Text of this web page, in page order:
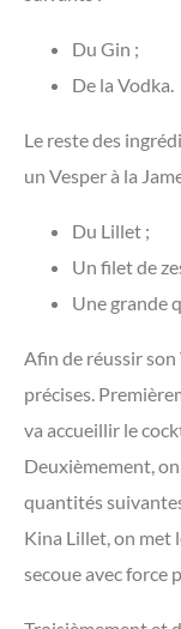
Du Gin ;
De la Vodka.
Le reste des
un Vesper à la
Du Lillet ;
Un filet de
Une grande
Afin de réussir
précises.
va accueillir le
Deuxièmement,
quantités
Kina Lillet, on met
secoue avec force